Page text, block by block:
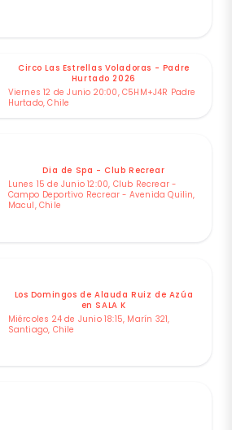
Circo Las Estrellas Voladoras - Padre
Hurtado 2026
Viernes 12 de Junio 20:00, C5HM+J4R Padre
Hurtado, Chile
Dia de Spa - Club Recrear
Lunes 15 de Junio 12:00, Club Recrear -
Campo Deportivo Recrear - Avenida Quilin,
Macul, Chile
Los Domingos de Alauda Ruiz de Azúa
en SALA K
Miércoles 24 de Junio 18:15, Marín 321,
Santiago, Chile